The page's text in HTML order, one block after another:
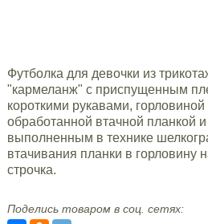
Футболка для девочки из
"кармеланж" с приспущенным
короткими рукавами,
обработанной втачной планкой
выполненным в технике
втачивания планки в горловину
строчка.
Поделись товаром в соц. сетях: